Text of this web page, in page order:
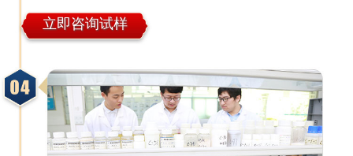
立即咨询试样